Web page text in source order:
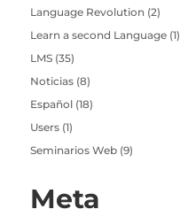
Language Revolution (2)
Learn a second Language(1)
LMS(35)
Noticias(8)
Español(18)
Users(1)
Seminarios Web(9)
Meta